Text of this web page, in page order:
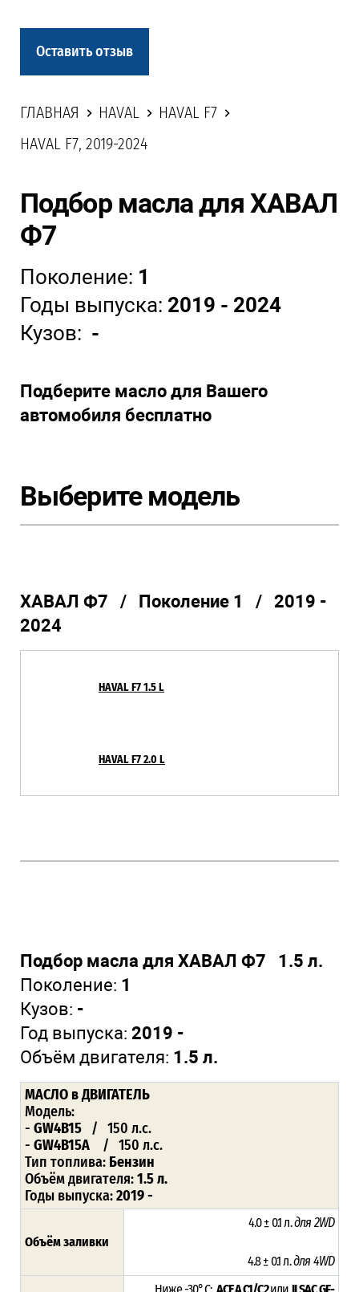
Оставить отзыв
ГЛАВНАЯ HAVAL
HAVAL F7
HAVAL F7, 2019-2024
Подбор масла для ХАВАЛ
Ф7
Поколение: 1
Годы выпуска: 2019 - 2024
Кузов: -
Подберите масло для Вашего
автомобиля бесплатно
Выберите модель
ХАВАЛ Ф7 / Поколение 1 / 2019 -
2024
HAVAL F7 1.5 L
HAVAL F7 2.0 L
Подбор масла для ХАВАЛ Ф7 1.5 л.
Поколение: 1
Кузов: -
Год выпуска: 2019 -
Объём двигателя: 1.5 л.
МАСЛО в ДВИГАТЕЛЬ
Модель:
- GW4B15 / 150 л.с.
- GW4B15A / 150 л.с.
Тип топлива: Бензин
Объём двигателя:1.5 л.
Годы выпуска:2019 -
Объём заливки
4.0 ± 0.1 л.для 2WD
4.8 ± 0.1 л.для 4WD
Ниже -30°C:ACEA C1/C2или ILSAC GF-